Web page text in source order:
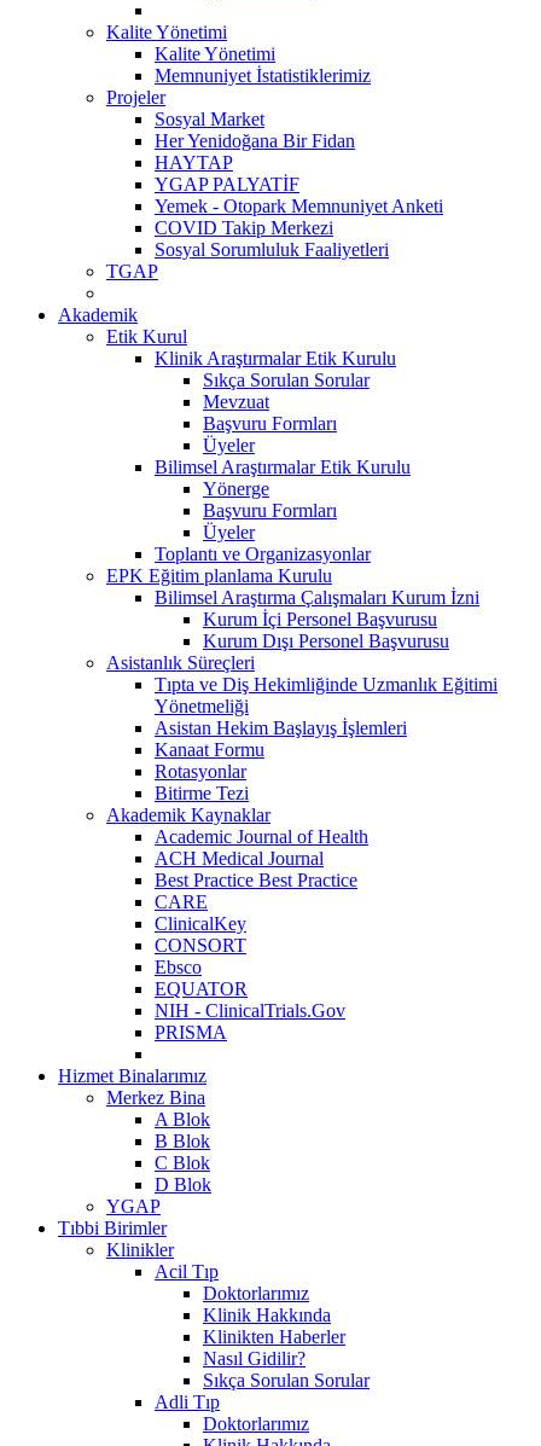
Kalite Yönetimi
Kalite Yönetimi
Memnuniyet İstatistiklerimiz
Projeler
Sosyal Market
Her Yenidoğana Bir Fidan
HAYTAP
YGAP PALYATİF
Yemek - Otopark Memnuniyet Anketi
COVID Takip Merkezi
Sosyal Sorumluluk Faaliyetleri
TGAP
Akademik
Etik Kurul
Klinik Araştırmalar Etik Kurulu
Sıkça Sorulan Sorular
Mevzuat
Başvuru Formları
Üyeler
Bilimsel Araştırmalar Etik Kurulu
Yönerge
Başvuru Formları
Üyeler
Toplantı ve Organizasyonlar
EPK Eğitim planlama Kurulu
Bilimsel Araştırma Çalışmaları Kurum İzni
Kurum İçi Personel Başvurusu
Kurum Dışı Personel Başvurusu
Asistanlık Süreçleri
Tıpta ve Diş Hekimliğinde Uzmanlık Eğitimi
Yönetmeliği
Asistan Hekim Başlayış İşlemleri
Kanaat Formu
Rotasyonlar
Bitirme Tezi
Akademik Kaynaklar
Academic Journal of Health
ACH Medical Journal
Best Practice Best Practice
CARE
ClinicalKey
CONSORT
Ebsco
EQUATOR
NIH - ClinicalTrials.Gov
PRISMA
Hizmet Binalarımız
Merkez Bina
A Blok
B Blok
C Blok
D Blok
YGAP
Tıbbi Birimler
Klinikler
Acil Tıp
Doktorlarımız
Klinik Hakkında
Klinikten Haberler
Nasıl Gidilir?
Sıkça Sorulan Sorular
Adli Tıp
Doktorlarımız